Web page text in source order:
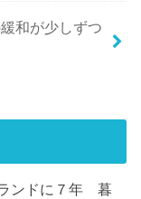
和が少しずつ
ンドに７年 暮